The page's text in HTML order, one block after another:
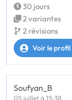
30 jours
2 variantes
2 révisions
Voir le profil
Soufyan_B
05 juillet à 15:38